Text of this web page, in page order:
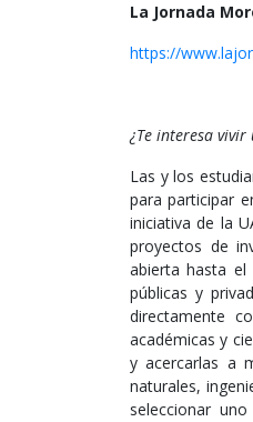
La Jornada
https://
¿Te interesa
Las y los
para participar
iniciativa de la
proyectos de
abierta hasta
públicas y
directamente
académicas y
y acercarlas a
naturales,
seleccionar